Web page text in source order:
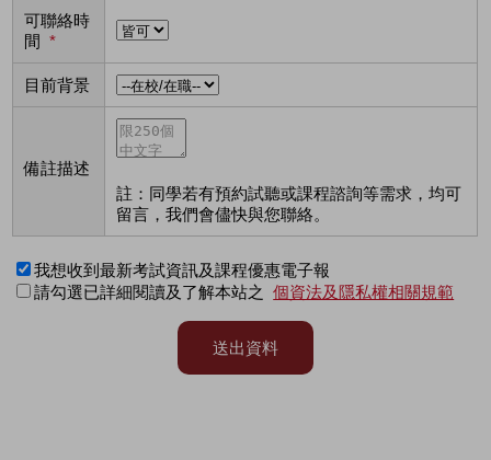
可聯絡時
間 *
目前背景
備註描述
註：同學若有預約試聽或課程諮詢等需求，均可
留言，我們會儘快與您聯絡。
我想收到最新考試資訊及課程優惠電子報
請勾選已詳細閱讀及了解本站之
個資法及隱私權相關規範
送出資料